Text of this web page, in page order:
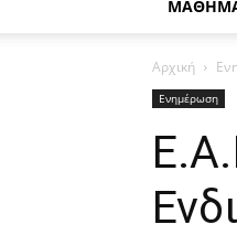
Αρχική
Ενημέρωση